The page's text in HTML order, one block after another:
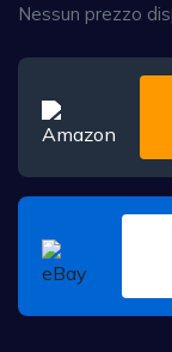
Nessun prezzo